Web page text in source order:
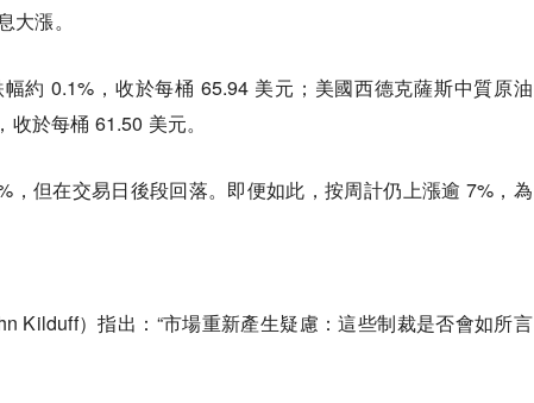
漲。
約 0.1%，收於每桶 65.94 美元；美國西德克薩斯中質原油
於每桶 61.50 美元。
但在交易日後段回落。即便如此，按周計仍上漲逾 7%，為
Kilduff）指出：“市場重新產生疑慮：這些制裁是否會如所言